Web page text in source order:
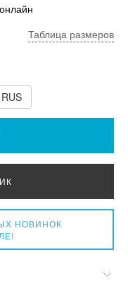
Таблица размеров
НОВИНОК